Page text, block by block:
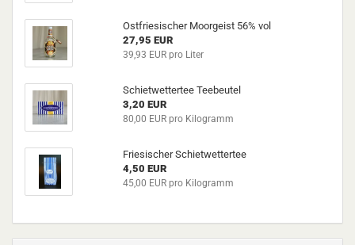
Ostfriesischer Moorgeist 56% vol
27,95 EUR
39,93 EUR pro Liter
Schietwettertee Teebeutel
3,20 EUR
80,00 EUR pro Kilogramm
Friesischer Schietwettertee
4,50 EUR
45,00 EUR pro Kilogramm